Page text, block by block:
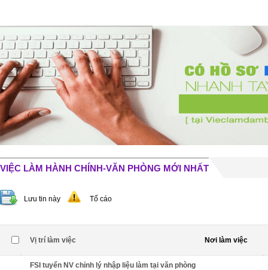
VIỆC LÀM HÀNH CHÍNH-VĂN PHÒNG MỚI NHẤT
Lưu tin này Tố cáo
Vị trí làm việc Nơi làm việc
FSI tuyển NV chỉnh lý nhập liệu làm tại văn phòng